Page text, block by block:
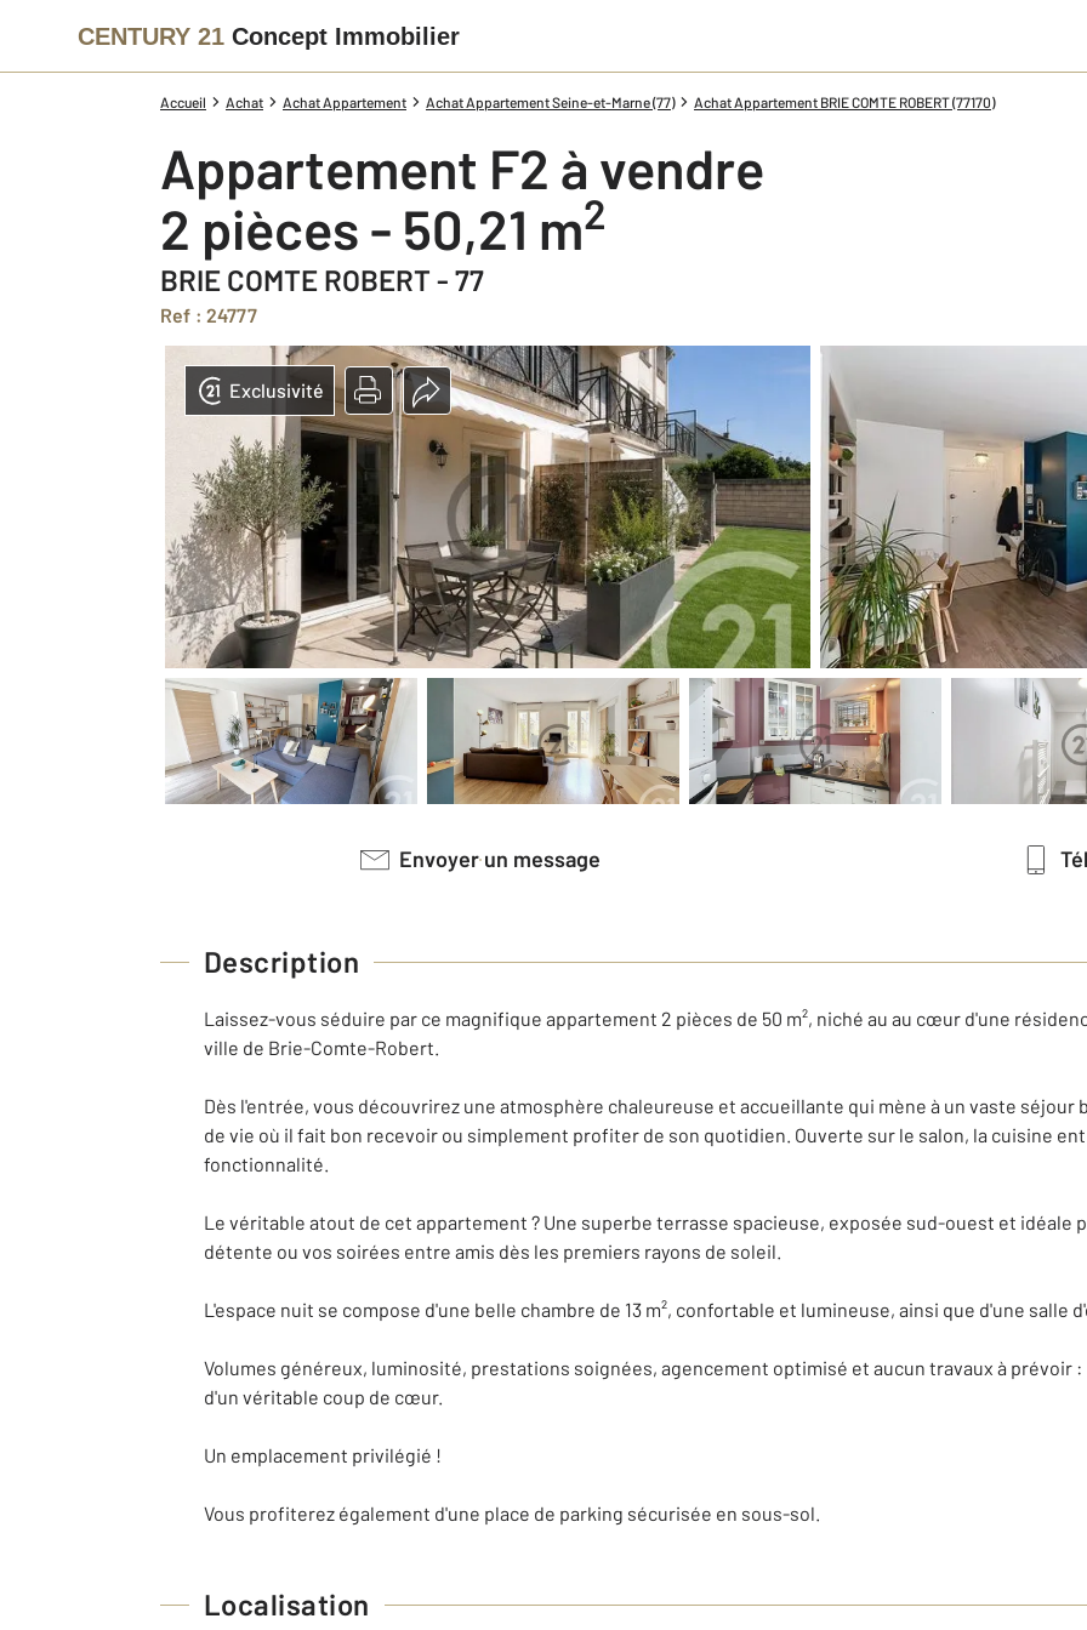
CENTURY 21 Concept Immobilier
Accueil Achat Achat Appartement Achat Appartement Seine-et-Marne (77) Achat Appartement BRIE COMTE ROBERT (77170)
Appartement F2 à vendre
2 pièces - 50,21 m2
BRIE COMTE ROBERT - 77
Ref : 24777
Exclusivité
Envoyer un message
Description
Laissez-vous séduire par ce magnifique appartement 2 pièces de 50 m², niché au au cœur d'une
ville de Brie-Comte-Robert.
Dès l'entrée, vous découvrirez une atmosphère chaleureuse et accueillante qui mène à un vaste séjour
de vie où il fait bon recevoir ou simplement profiter de son quotidien. Ouverte sur le salon, la cuisine
fonctionnalité.
Le véritable atout de cet appartement ? Une superbe terrasse spacieuse, exposée sud-ouest et idéale
détente ou vos soirées entre amis dès les premiers rayons de soleil.
L'espace nuit se compose d'une belle chambre de 13 m², confortable et lumineuse, ainsi que d'une salle
Volumes généreux, luminosité, prestations soignées, agencement optimisé et aucun travaux à
d'un véritable coup de cœur.
Un emplacement privilégié !
Vous profiterez également d'une place de parking sécurisée en sous-sol.
Localisation